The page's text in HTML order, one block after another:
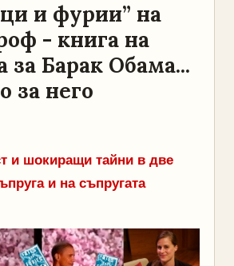
и фурии” на
- книга на
за Барак Обама...
за него
и шокиращи тайни в две
и на съпругата